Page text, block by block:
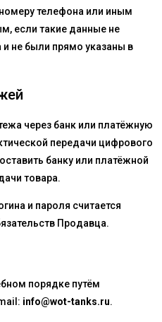
телефона или иным
если такие данные не
и не были прямо указаны в
через банк или платёжную
передачи цифрового
банку или платёжной
товара.
и пароля считается
Продавца.
порядке путём
info@wot-tanks.ru.